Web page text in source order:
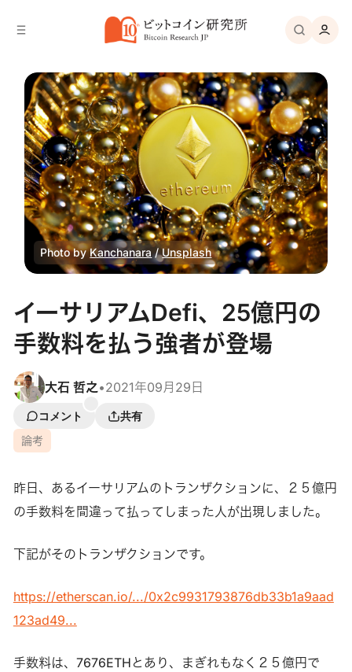
Photo by Kanchanara / Unsplash
イーサリアムDefi、25億円の
手数料を払う強者が登場
大石 哲之•2021年09月29日
コメント
共有
論考
昨日、あるイーサリアムのトランザクションに、２５億円
の手数料を間違って払ってしまった人が出現しました。
下記がそのトランザクションです。
https://etherscan.io/.../0x2c9931793876db33b1a9aad
123ad49...
手数料は、7676ETHとあり、まぎれもなく２５億円で